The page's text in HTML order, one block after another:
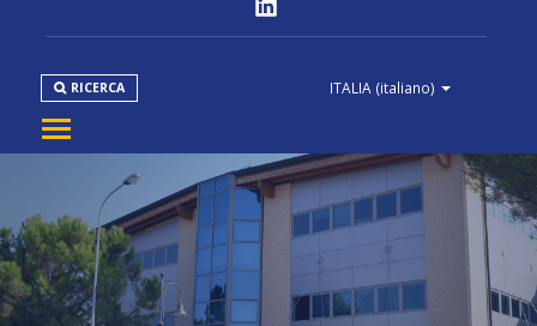
ITALIA (italiano)
RICERCA
PRODOTTI
NORMATIVE
MEDIA